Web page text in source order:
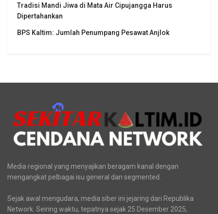
Tradisi Mandi Jiwa di Mata Air Cipujangga Harus
Dipertahankan
BPS Kaltim: Jumlah Penumpang Pesawat Anjlok
Media regional yang menyajikan beragam kanal dengan
mengangkat pelbagai isu general dan segmented.
Sejak awal mengudara, media siber ini jejaring dari Republika
Network. Seiring waktu, tepatnya sejak 25 Desember 2025,